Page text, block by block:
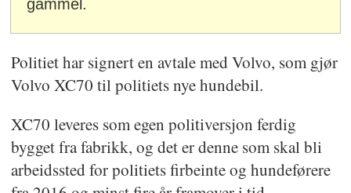
gammel.
Politiet har signert en avtale med Volvo, som gjør
Volvo XC70 til politiets nye hundebil.
XC70 leveres som egen politiversjon ferdig
bygget fra fabrikk, og det er denne som skal bli
arbeidssted for politiets firbeinte og hundeførere